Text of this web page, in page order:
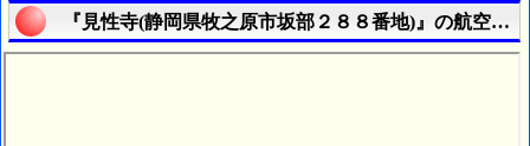
『見性寺(静岡県牧之原市坂部２８８番地)』の航空写真